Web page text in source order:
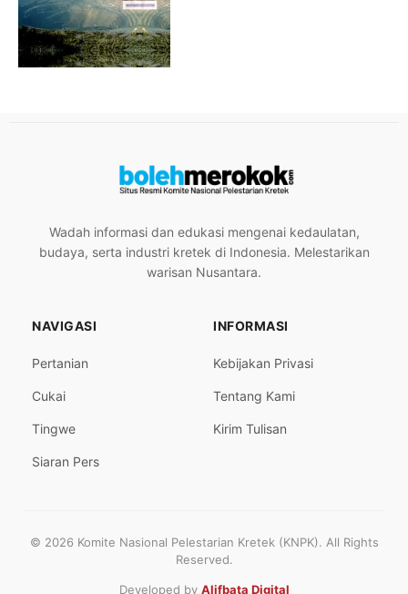
Wadah informasi dan edukasi mengenai kedaulatan,
budaya, serta industri kretek di Indonesia. Melestarikan
warisan Nusantara.
NAVIGASI
Pertanian
Cukai
Tingwe
Siaran Pers
INFORMASI
Kebijakan Privasi
Tentang Kami
Kirim Tulisan
© 2026 Komite Nasional Pelestarian Kretek (KNPK). All Rights
Reserved.
Developed by Alifbata Digital